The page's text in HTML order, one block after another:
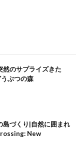
然のサプライズきた
ぶつの森
島づくり|自然に囲まれ
New